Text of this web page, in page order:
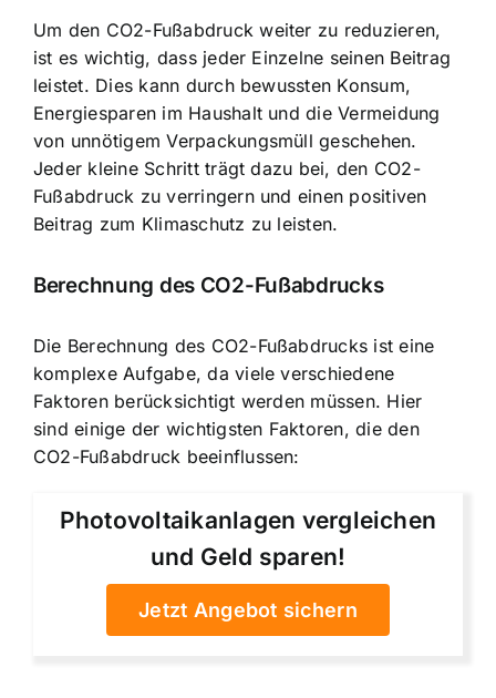
Um den CO2-Fußabdruck weiter zu reduzieren,
ist es wichtig, dass jeder Einzelne seinen Beitrag
leistet. Dies kann durch bewussten Konsum,
Energiesparen im Haushalt und die Vermeidung
von unnötigem Verpackungsmüll geschehen.
Jeder kleine Schritt trägt dazu bei, den CO2-
Fußabdruck zu verringern und einen positiven
Beitrag zum Klimaschutz zu leisten.
Berechnung des CO2-Fußabdrucks
Die Berechnung des CO2-Fußabdrucks ist eine
komplexe Aufgabe, da viele verschiedene
Faktoren berücksichtigt werden müssen. Hier
sind einige der wichtigsten Faktoren, die den
CO2-Fußabdruck beeinflussen:
Photovoltaikanlagen vergleichen
und Geld sparen!
Jetzt Angebot sichern